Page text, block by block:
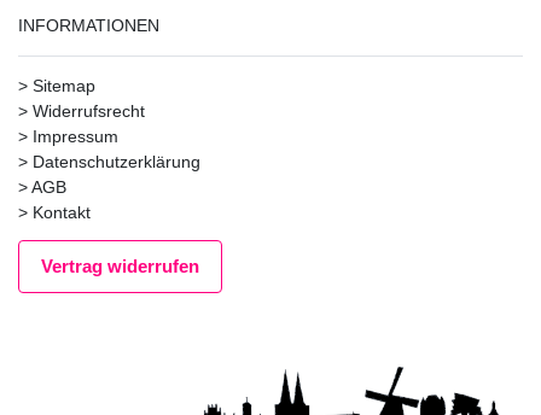
INFORMATIONEN
> Sitemap
> Widerrufsrecht
> Impressum
> Datenschutzerklärung
>AGB
> Kontakt
Vertrag widerrufen